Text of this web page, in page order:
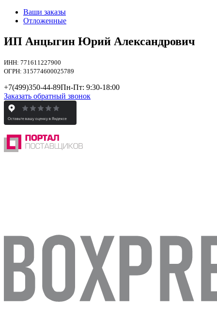
Ваши заказы
Отложенные
ИП Анцыгин Юрий Александрович
ИНН: 771611227900
ОГРН: 315774600025789
+7(499)350-44-89Пн-Пт: 9:30-18:00
Заказать обратный звонок